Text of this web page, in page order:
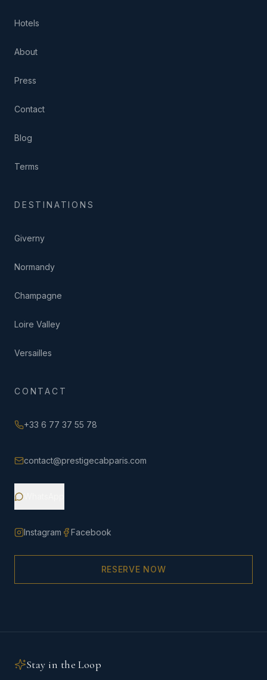
Hotels
About
Press
Contact
Blog
Terms
DESTINATIONS
Giverny
Normandy
Champagne
Loire Valley
Versailles
CONTACT
+33 6 77 37 55 78
contact@prestigecabparis.com
Instagram Facebook
RESERVE NOW
Stay in the Loop